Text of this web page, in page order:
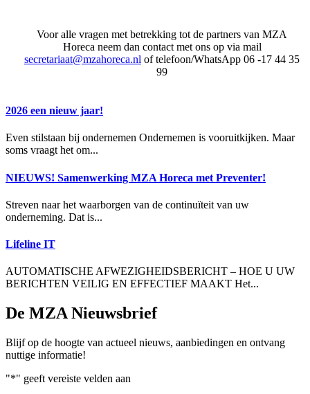
Voor alle vragen met betrekking tot de partners van MZA
Horeca neem dan contact met ons op via mail
secretariaat@mzahoreca.nl of telefoon/WhatsApp 06 -17 44 35
99
2026 een nieuw jaar!
Even stilstaan bij ondernemen Ondernemen is vooruitkijken. Maar
soms vraagt het om...
NIEUWS! Samenwerking MZA Horeca met Preventer!
Streven naar het waarborgen van de continuïteit van uw
onderneming. Dat is...
Lifeline IT
AUTOMATISCHE AFWEZIGHEIDSBERICHT – HOE U UW
BERICHTEN VEILIG EN EFFECTIEF MAAKT Het...
De MZA Nieuwsbrief
Blijf op de hoogte van actueel nieuws, aanbiedingen en ontvang
nuttige informatie!
"*" geeft vereiste velden aan